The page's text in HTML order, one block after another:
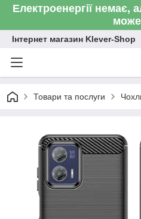
Електроенергії
Інтернет магазин Klever-Shop
Товари та послуги